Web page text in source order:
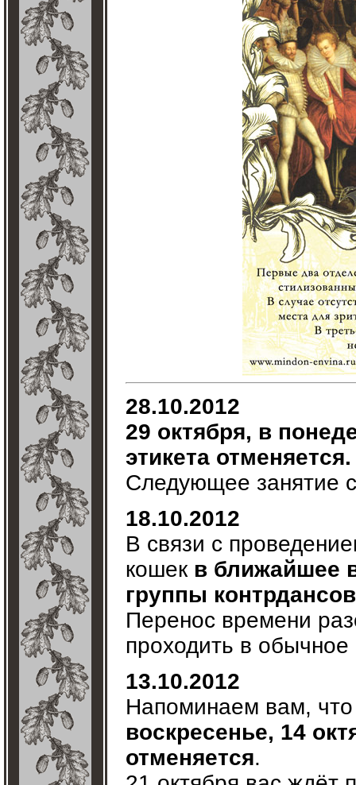
28.10.2012
29 октября, в
этикета отменяется.
Следующее занятие
18.10.2012
В связи с
кошек в ближайшее
группы
Перенос времени
проходить в
13.10.2012
Напоминаем вам, что
воскресенье, 14
отменяется.